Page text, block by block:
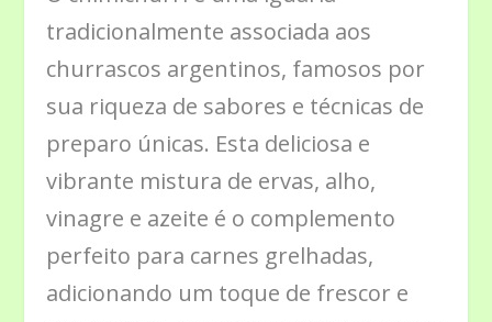
tradicionalmente associada aos
churrascos argentinos, famosos por
sua riqueza de sabores e técnicas de
preparo únicas. Esta deliciosa e
vibrante mistura de ervas, alho,
vinagre e azeite é o complemento
perfeito para carnes grelhadas,
adicionando um toque de frescor e